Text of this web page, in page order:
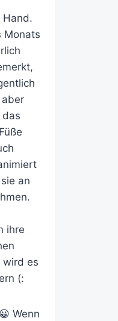
Hand.
Monats
das
an
ihre
wird es
(:
Wenn